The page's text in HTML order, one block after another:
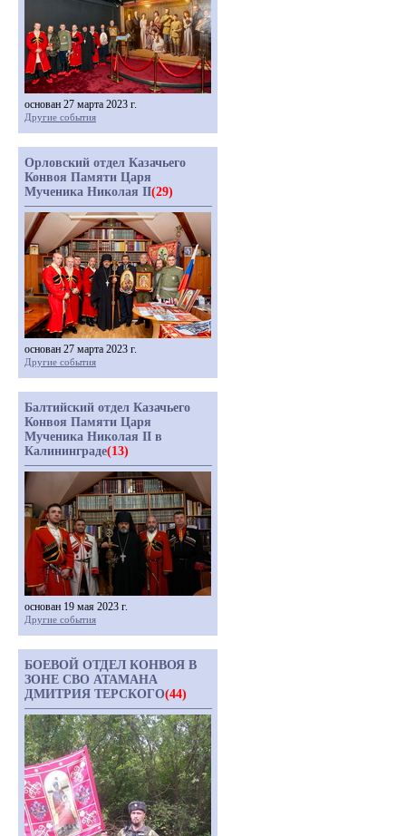
основан 27 марта 2023 г.
Другие события
Орловский отдел Казачьего
Конвоя Памяти Царя
Мученика Николая II(29)
основан 27 марта 2023 г.
Другие события
Балтийский отдел Казачьего
Конвоя Памяти Царя
Мученика Николая II в
Калининграде(13)
основан 19 мая 2023 г.
Другие события
БОЕВОЙ ОТДЕЛ КОНВОЯ В
ЗОНЕ СВО АТАМАНА
ДМИТРИЯ ТЕРСКОГО(44)